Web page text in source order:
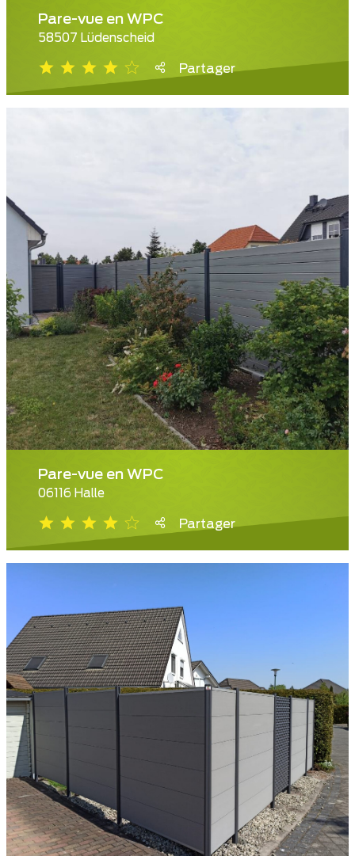
Pare-vue en WPC
58507 Lüdenscheid
Partager
Pare-vue en WPC
06116 Halle
Partager